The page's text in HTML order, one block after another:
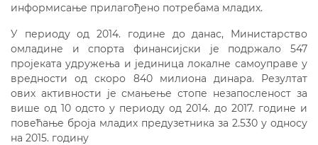
информисање прилагођено потребама младих.
У периоду од 2014. године до данас, Министарство
омладине и спорта финансијски је подржало 547
пројеката удружења и јединица локалне самоуправе у
вредности од скоро 840 милиона динара. Резултат
ових активности је смањење стопе незапосленост за
више од 10 одсто у периоду од 2014. до 2017. године и
повећање броја младих предузетника за 2.530 у односу
на 2015. годину